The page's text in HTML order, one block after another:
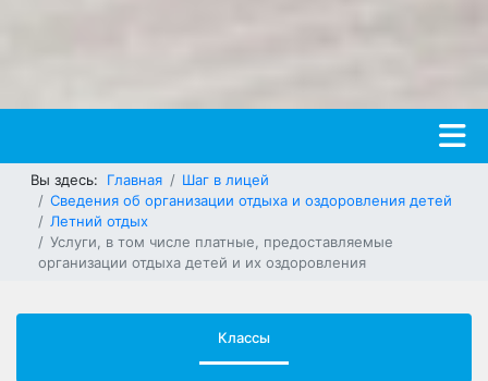
Вы здесь: Главная
Шаг в лицей
Сведения об организации отдыха и оздоровления детей
Летний отдых
Услуги, в том числе платные, предоставляемые
организации отдыха детей и их оздоровления
Классы